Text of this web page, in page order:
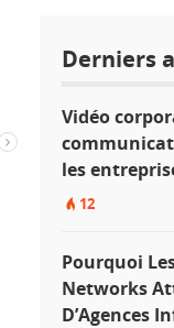
Derniers
Vidéo
les
12
Pourquoi
Networks
D’Agences